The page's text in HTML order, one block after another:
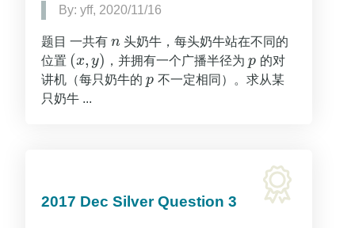
By: yff, 2020/11/16
题目 一共有 n
n 头奶牛，每头奶牛站在不同的
位置 (x, y)
(x,y ) ，并拥有一个广播半径为p
p 的对
讲机（每只奶牛的 p
p 不一定相同）。求从某
只奶牛 ...
2017 Dec Silver Question 3